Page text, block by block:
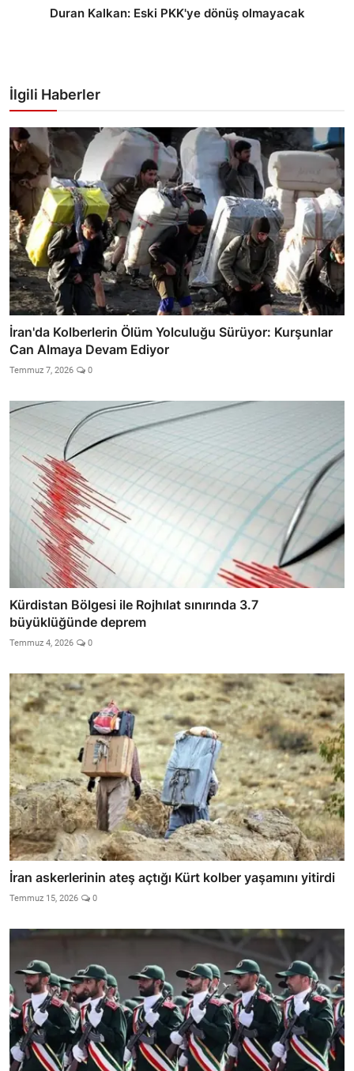
Duran Kalkan: Eski PKK'ye dönüş olmayacak
İlgili Haberler
İran'da Kolberlerin Ölüm Yolculuğu Sürüyor: Kurşunlar
Can Almaya Devam Ediyor
Temmuz 7, 2026 0
Kürdistan Bölgesi ile Rojhılat sınırında 3.7
büyüklüğünde deprem
Temmuz 4, 2026 0
İran askerlerinin ateş açtığı Kürt kolber yaşamını yitirdi
Temmuz 15, 2026 0